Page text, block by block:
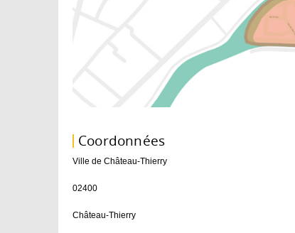
Coordonnées
Ville de Château-Thierry
02400
Château-Thierry